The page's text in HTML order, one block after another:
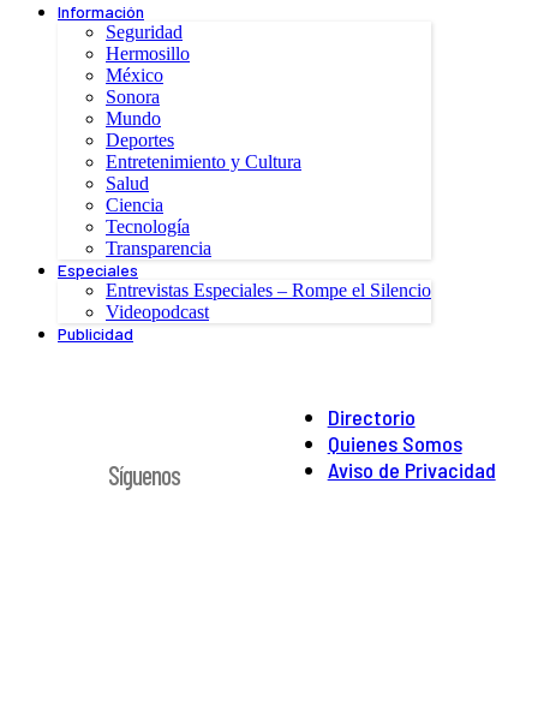
Información
Seguridad
Hermosillo
México
Sonora
Mundo
Deportes
Entretenimiento y Cultura
Salud
Ciencia
Tecnología
Transparencia
Especiales
Entrevistas Especiales – Rompe el Silencio
Videopodcast
Publicidad
Directorio
Quienes Somos
Aviso de Privacidad
Síguenos